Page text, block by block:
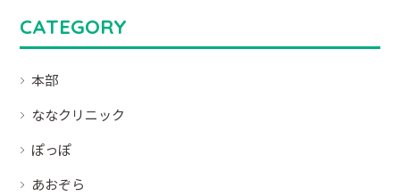
CATEGORY
本部
ななクリニック
ぽっぽ
あおぞら